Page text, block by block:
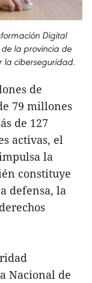
Digital
la provincia de
la ciberseguridad.
de
79 millones
de 127
activas, el
la
constituye
defensa, la
Nacional de